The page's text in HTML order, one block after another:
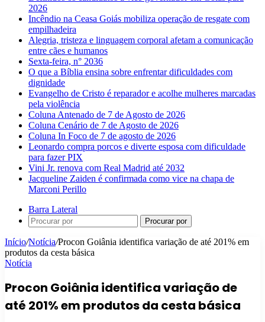
2026
Incêndio na Ceasa Goiás mobiliza operação de resgate com
empilhadeira
Alegria, tristeza e linguagem corporal afetam a comunicação
entre cães e humanos
Sexta-feira, n° 2036
O que a Bíblia ensina sobre enfrentar dificuldades com
dignidade
Evangelho de Cristo é reparador e acolhe mulheres marcadas
pela violência
Coluna Antenado de 7 de Agosto de 2026
Coluna Cenário de 7 de Agosto de 2026
Coluna In Foco de 7 de agosto de 2026
Leonardo compra porcos e diverte esposa com dificuldade
para fazer PIX
Vini Jr. renova com Real Madrid até 2032
Jacqueline Zaiden é confirmada como vice na chapa de
Marconi Perillo
Barra Lateral
Procurar por
Início/Notícia/Procon Goiânia identifica variação de até 201% em
produtos da cesta básica
Notícia
Procon Goiânia identifica variação de
até 201% em produtos da cesta básica